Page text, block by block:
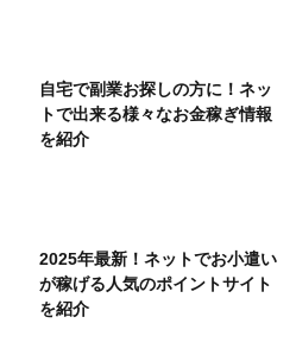
自宅で副業お探しの方に！ネッ
トで出来る様々なお金稼ぎ情報
を紹介
2025年最新！ネットでお小遣い
が稼げる人気のポイントサイト
を紹介